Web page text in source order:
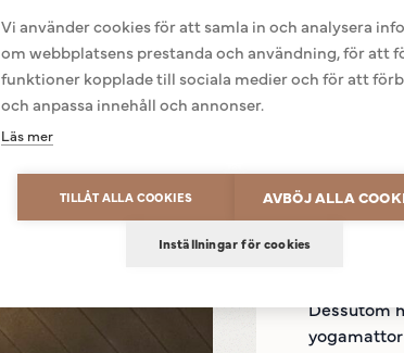
Powered by
Här finns
Dessutom
Vi använder cookies för att samla in och analysera
om webbplatsens prestanda och användning, för att
funktioner kopplade till sociala medier och för att
och anpassa innehåll och annonser.
Läs mer
TILLÅT ALLA COOKIES AVBÖJ ALLA
Inställningar för cookies